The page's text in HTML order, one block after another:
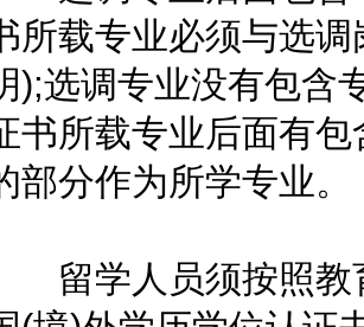
所载专业必须与选
);选调专业没有包含
书所载专业后面有
部分作为所学专业。
留学人员须按照教